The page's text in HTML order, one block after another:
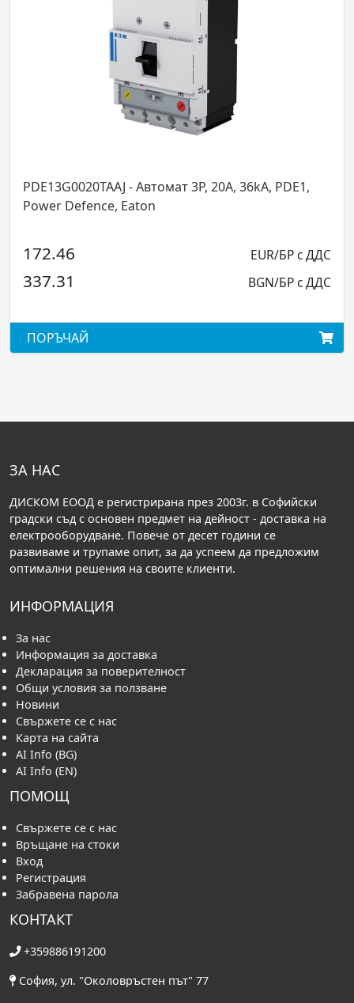
- Автомат 3P, 20А, 36kA, PDE1,
Eaton
EUR/БР с ДДС
BGN/БР с ДДС
150.80
294.95
ПОРЪЧАЙ
ЗА НАС
ДИСКОМ ЕООД е регистрирана през 2003г. в Софийски
градски съд с основен предмет на дейност - доставка на
електрооборудване. Повече от десет години се
развиваме и трупаме опит, за да успеем да предложим
оптимални решения на своите клиенти.
ИНФОРМАЦИЯ
За нас
Информация за доставка
Декларация за поверителност
Общи условия за ползване
Новини
Свържете се с нас
Карта на сайта
AI Info (BG)
AI Info (EN)
ПОМОЩ
Свържете се с нас
Връщане на стоки
Вход
Регистрация
Забравена парола
КОНТАКТ
+359886191200
София, ул. "Околовръстен път" 77